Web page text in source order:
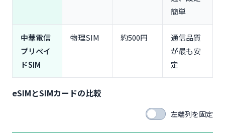
簡単
中華電信
プリペイ
ドSIM
物理SIM 約500円
通信品質
が最も安
定
eSIMとSIMカードの比較
左端列を固定